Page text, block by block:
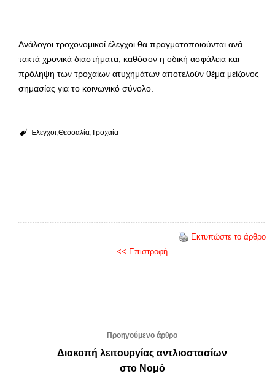
Ανάλογοι τροχονομικοί έλεγχοι θα πραγματοποιούνται ανά
τακτά χρονικά διαστήματα, καθόσον η οδική ασφάλεια και
πρόληψη των τροχαίων ατυχημάτων αποτελούν θέμα μείζονος
σημασίας για το κοινωνικό σύνολο.
Έλεγχοι Θεσσαλία Τροχαία
Εκτυπώστε το άρθρο
<< Επιστροφή
Προηγούμενο άρθρο
Διακοπή λειτουργίας αντλιοστασίων
στο Νομό